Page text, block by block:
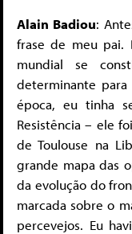
Alain Badiou:
frase de meu pai.
mundial se
determinante para
época, eu tinha
Resistência – ele
de Toulouse na
grande mapa das
da evolução do
marcada sobre o
percevejos. Eu